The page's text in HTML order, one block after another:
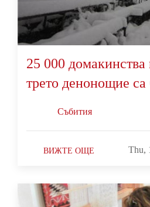
25 000
трето денонощие са
Събития
ВИЖТЕ ОЩЕ Thu,